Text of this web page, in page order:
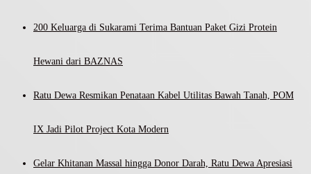
200 Keluarga di Sukarami Terima Bantuan Paket Gizi Protein
Hewani dari BAZNAS
Ratu Dewa Resmikan Penataan Kabel Utilitas Bawah Tanah, POM
IX Jadi Pilot Project Kota Modern
Gelar Khitanan Massal hingga Donor Darah, Ratu Dewa Apresiasi